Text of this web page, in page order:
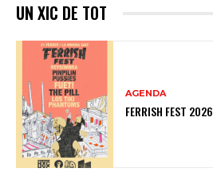
UN XIC DE TOT
AGENDA
FERRISH FEST 2026